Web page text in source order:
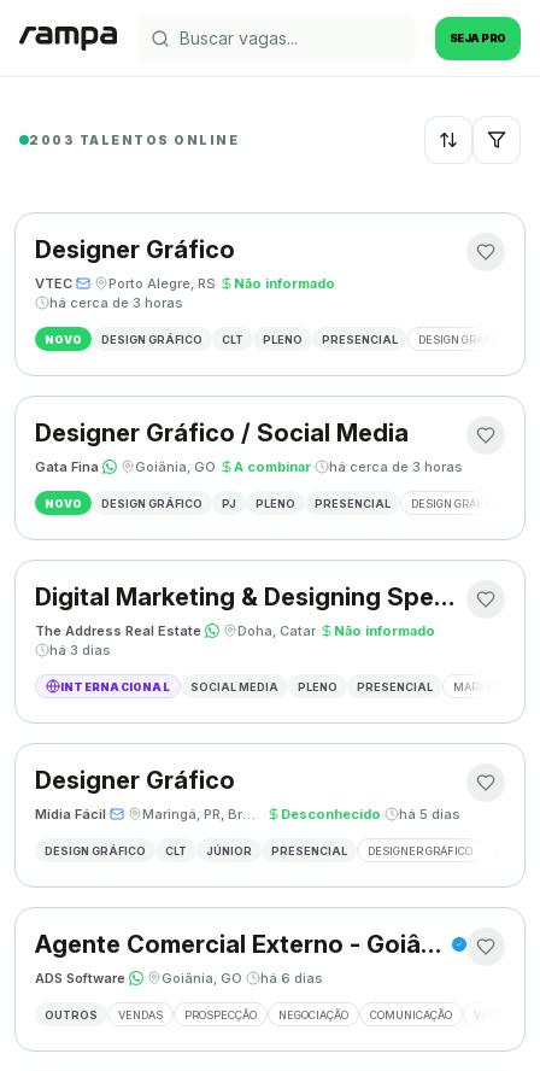
SEJA PRO
2003 TALENTOS ONLINE Recentes
Designer Gráfico
VTEC· · Porto Alegre, RS· Não informado·
há cerca de 3 horas
NOVO DESIGN GRÁFICO CLT PLENO PRESENCIAL DESIGN GRÁFICO
Designer Gráfico / Social Media
Gata Fina· · Goiânia, GO· A combinar· há cerca de 3 horas
NOVO DESIGN GRÁFICO PJ PLENO PRESENCIAL DESIGN GRÁFICO
Digital Marketing & Designing Specialist
The Address Real Estate· · Doha, Catar· Não informado·
há 3 dias
INTERNACIONAL SOCIAL MEDIA PLENO PRESENCIAL MARKETING
Designer Gráfico
Mídia Fácil· · Maringá, PR, Brasil · Desconhecido· há 5 dias
DESIGN GRÁFICO CLT JÚNIOR PRESENCIAL DESIGNER GRÁFICO
Agente Comercial Externo - Goiânia
ADS Software· · Goiânia, GO· há 6 dias
OUTROS VENDAS PROSPECÇÃO NEGOCIAÇÃO COMUNICAÇÃO VISITAS